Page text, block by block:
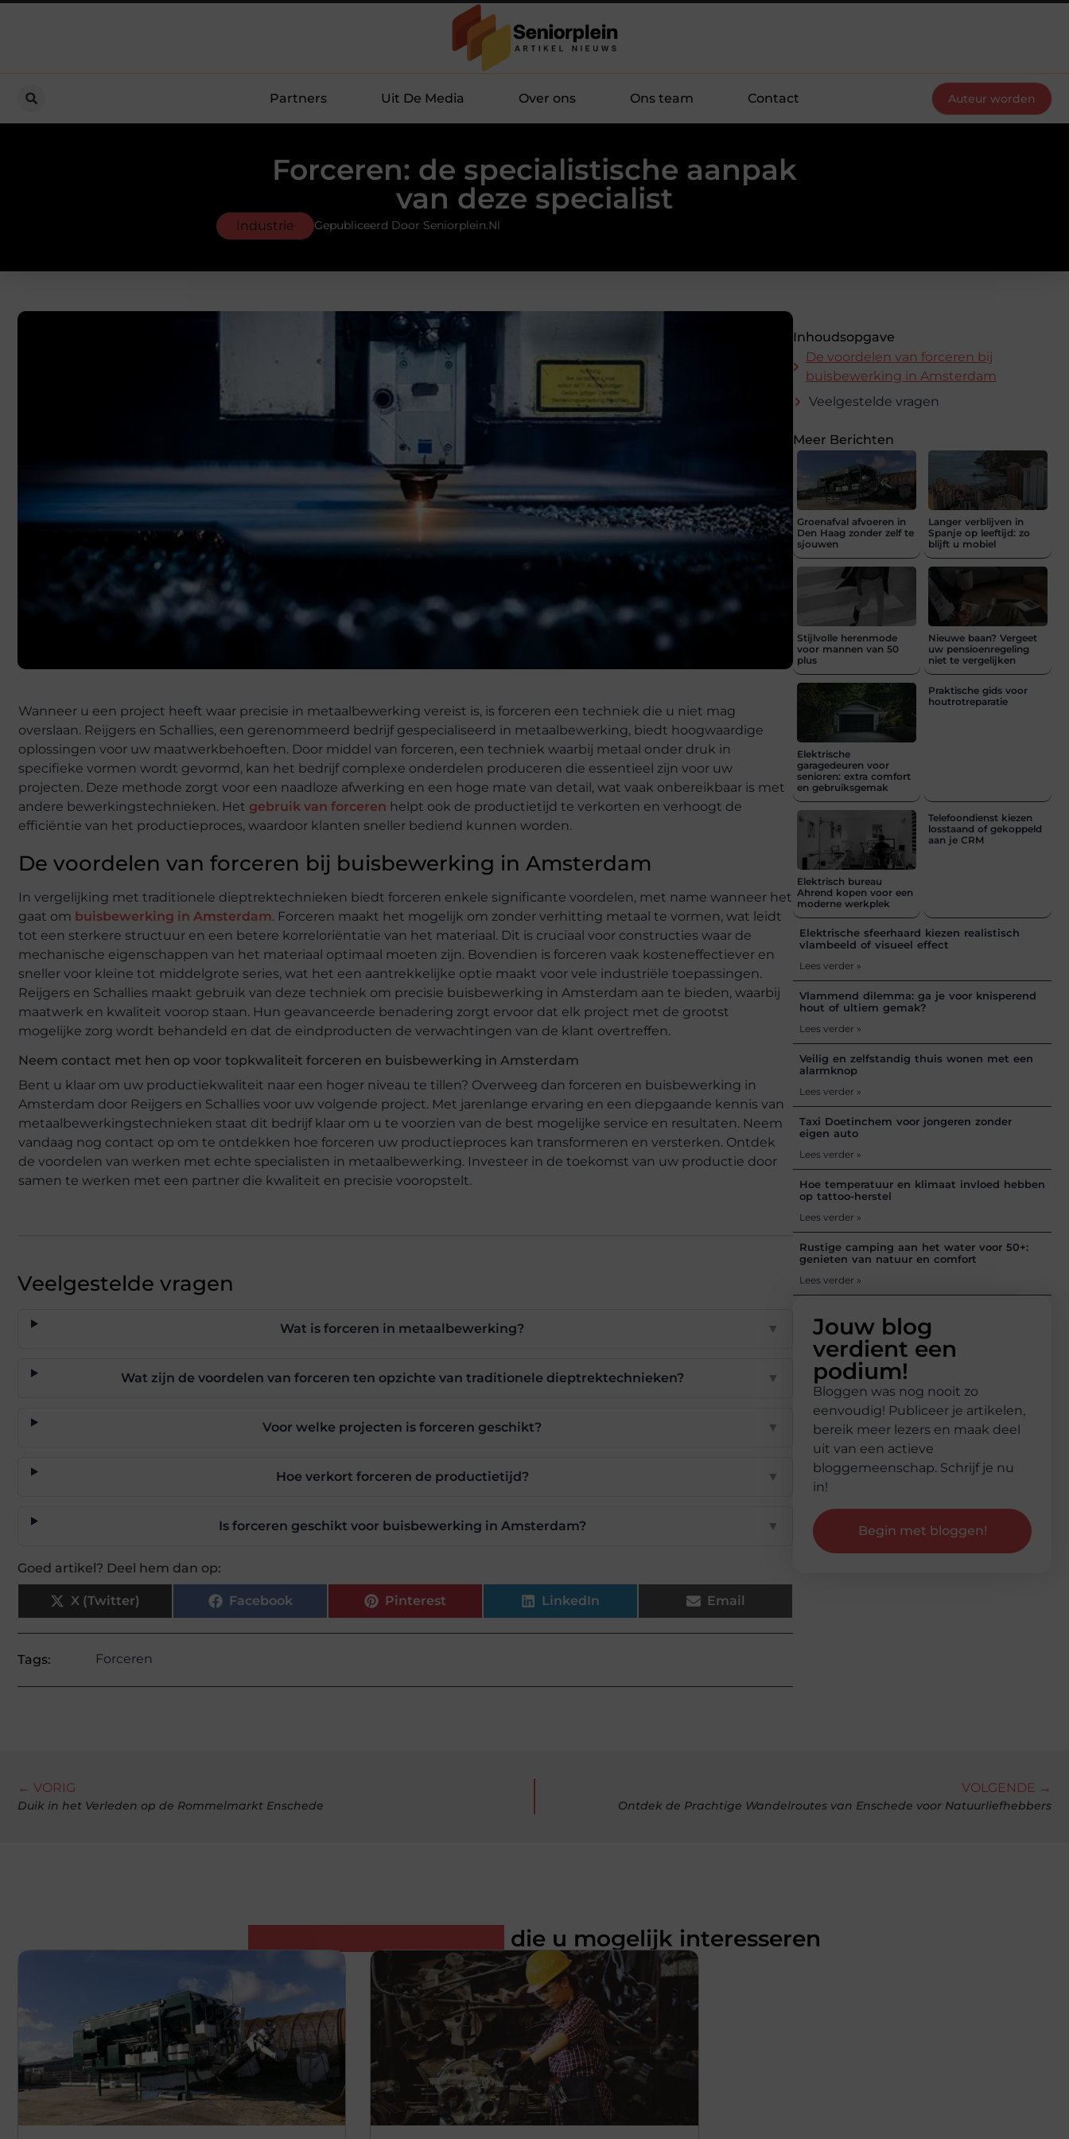
Partners Uit De Media Over ons Ons team Contact Auteur worden
Forceren: de specialistische aanpak
van deze specialist
Industrie Gepubliceerd Door Seniorplein.nl
Wanneer u een project heeft waar precisie in metaalbewerking vereist is, is forceren een techniek die u niet mag
overslaan. Reijgers en Schallies, een gerenommeerd bedrijf gespecialiseerd in metaalbewerking, biedt hoogwaardige
oplossingen voor uw maatwerkbehoeften. Door middel van forceren, een techniek waarbij metaal onder druk in
specifieke vormen wordt gevormd, kan het bedrijf complexe onderdelen produceren die essentieel zijn voor uw
projecten. Deze methode zorgt voor een naadloze afwerking en een hoge mate van detail, wat vaak onbereikbaar is met
andere bewerkingstechnieken. Het gebruik van forceren helpt ook de productietijd te verkorten en verhoogt de
efficiëntie van het productieproces, waardoor klanten sneller bediend kunnen worden.
De voordelen van forceren bij buisbewerking in Amsterdam
In vergelijking met traditionele dieptrektechnieken biedt forceren enkele significante voordelen, met name wanneer het
gaat om buisbewerking in Amsterdam. Forceren maakt het mogelijk om zonder verhitting metaal te vormen, wat leidt
tot een sterkere structuur en een betere korreloriëntatie van het materiaal. Dit is cruciaal voor constructies waar de
mechanische eigenschappen van het materiaal optimaal moeten zijn. Bovendien is forceren vaak kosteneffectiever en
sneller voor kleine tot middelgrote series, wat het een aantrekkelijke optie maakt voor vele industriële toepassingen.
Reijgers en Schallies maakt gebruik van deze techniek om precisie buisbewerking in Amsterdam aan te bieden, waarbij
maatwerk en kwaliteit voorop staan. Hun geavanceerde benadering zorgt ervoor dat elk project met de grootst
mogelijke zorg wordt behandeld en dat de eindproducten de verwachtingen van de klant overtreffen.
Neem contact met hen op voor topkwaliteit forceren en buisbewerking in Amsterdam
Bent u klaar om uw productiekwaliteit naar een hoger niveau te tillen? Overweeg dan forceren en buisbewerking in
Amsterdam door Reijgers en Schallies voor uw volgende project. Met jarenlange ervaring en een diepgaande kennis van
metaalbewerkingstechnieken staat dit bedrijf klaar om u te voorzien van de best mogelijke service en resultaten. Neem
vandaag nog contact op om te ontdekken hoe forceren uw productieproces kan transformeren en versterken. Ontdek
de voordelen van werken met echte specialisten in metaalbewerking. Investeer in de toekomst van uw productie door
samen te werken met een partner die kwaliteit en precisie vooropstelt.
Veelgestelde vragen
Wat is forceren in metaalbewerking? ▼
Wat zijn de voordelen van forceren ten opzichte van traditionele dieptrektechnieken? ▼
Voor welke projecten is forceren geschikt? ▼
Hoe verkort forceren de productietijd? ▼
Is forceren geschikt voor buisbewerking in Amsterdam? ▼
Goed artikel? Deel hem dan op:
X (Twitter) Facebook Pinterest LinkedIn Email
Tags: Forceren
Inhoudsopgave
De voordelen van forceren bij
buisbewerking in Amsterdam
Veelgestelde vragen
Meer Berichten
Groenafval afvoeren in
Den Haag zonder zelf te
sjouwen
Langer verblijven in
Spanje op leeftijd: zo
blijft u mobiel
Stijlvolle herenmode
voor mannen van 50
plus
Nieuwe baan? Vergeet
uw pensioenregeling
niet te vergelijken
Elektrische
garagedeuren voor
senioren: extra comfort
en gebruiksgemak
Praktische gids voor
houtrotreparatie
Elektrisch bureau
Ahrend kopen voor een
moderne werkplek
Telefoondienst kiezen
losstaand of gekoppeld
aan je CRM
Elektrische sfeerhaard kiezen realistisch
vlambeeld of visueel effect
Lees verder »
Vlammend dilemma: ga je voor knisperend
hout of ultiem gemak?
Lees verder »
Veilig en zelfstandig thuis wonen met een
alarmknop
Lees verder »
Taxi Doetinchem voor jongeren zonder
eigen auto
Lees verder »
Hoe temperatuur en klimaat invloed hebben
op tattoo-herstel
Lees verder »
Rustige camping aan het water voor 50+:
genieten van natuur en comfort
Lees verder »
Jouw blog
verdient een
podium!
Bloggen was nog nooit zo
eenvoudig! Publiceer je artikelen,
bereik meer lezers en maak deel
uit van een actieve
bloggemeenschap. Schrijf je nu
in!
Begin met bloggen!
← VORIG
Duik in het Verleden op de Rommelmarkt Enschede
VOLGENDE →
Ontdek de Prachtige Wandelroutes van Enschede voor Natuurliefhebbers
die u mogelijk interesseren